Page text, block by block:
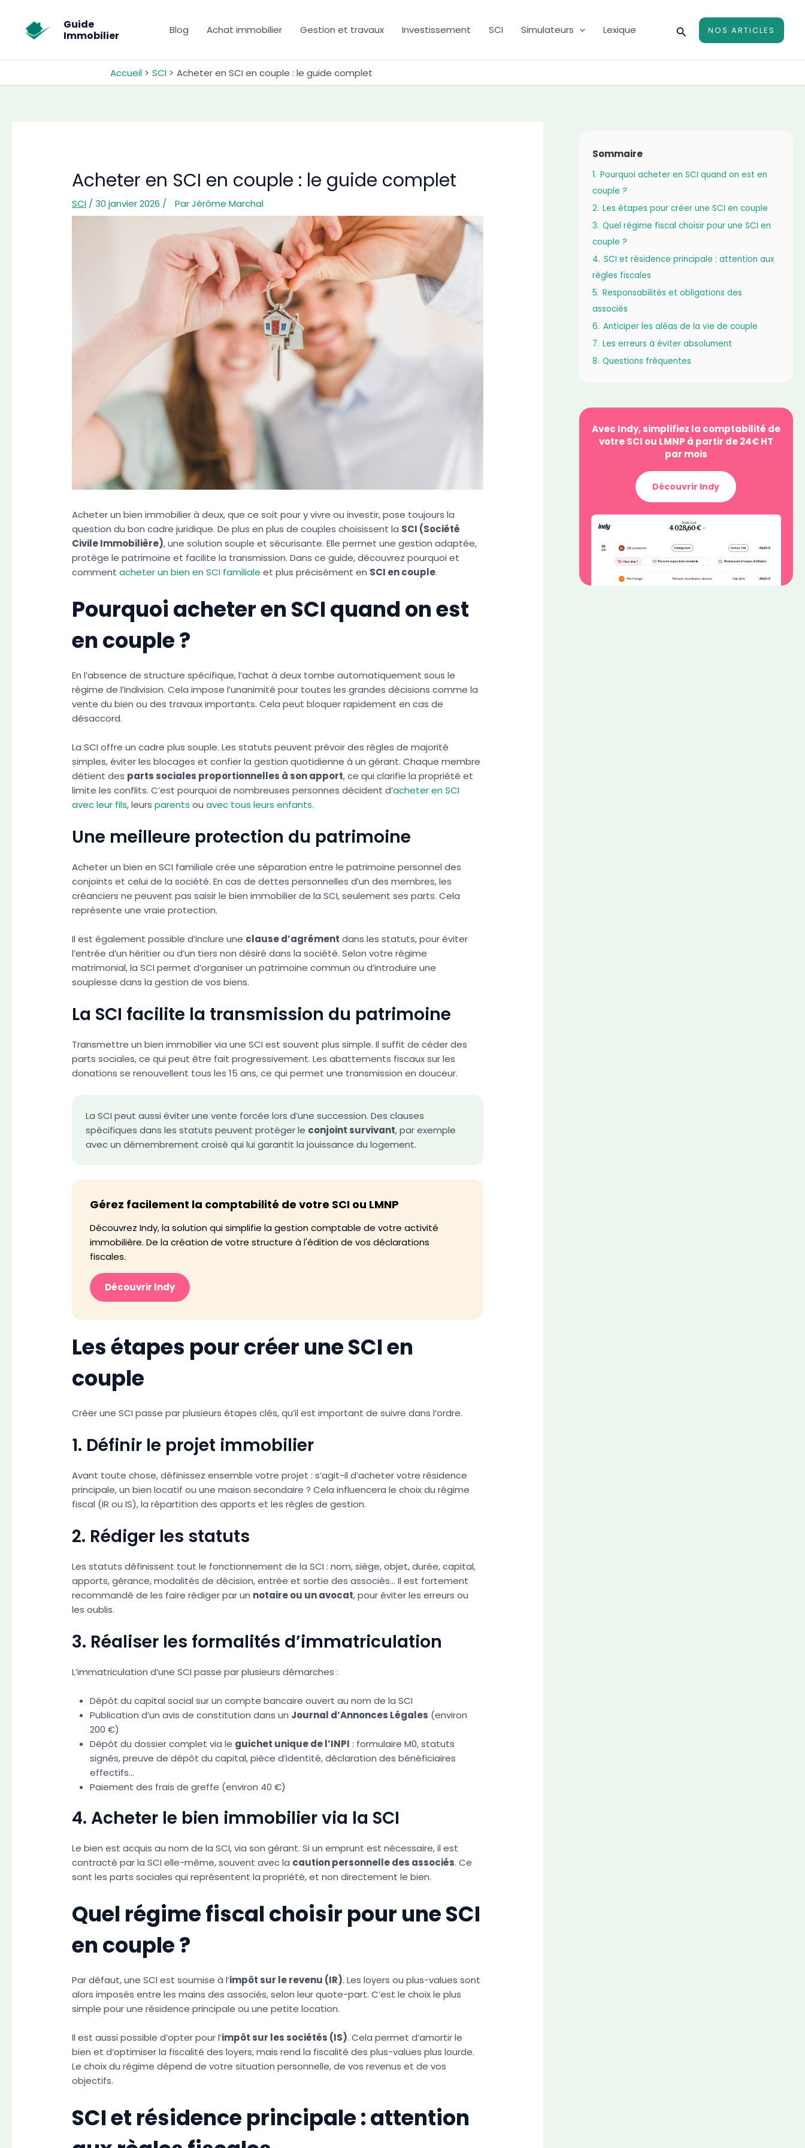
contenu
Guide
Immobilier
Blog Achat immobilier Gestion et travaux Investissement SCI Simulateurs Lexique RechercherNOS ARTICLES
Accueil SCI Acheter en SCI en couple : le guide complet
Acheter en SCI en couple : le guide complet
SCI / 30 janvier 2026 / ParJérôme Marchal
Acheter un bien immobilier à deux, que ce soit pour y vivre ou investir, pose toujours la
question du bon cadre juridique. De plus en plus de couples choisissent la SCI (Société
Civile Immobilière), une solution souple et sécurisante. Elle permet une gestion adaptée,
protège le patrimoine et facilite la transmission. Dans ce guide, découvrez pourquoi et
commentacheter un bien en SCI familiale et plus précisément en SCI en couple.
Pourquoi acheter en SCI quand on est
en couple ?
En l’absence de structure spécifique, l’achat à deux tombe automatiquement sous le
régime de l’indivision. Cela impose l’unanimité pour toutes les grandes décisions comme la
vente du bien ou des travaux importants. Cela peut bloquer rapidement en cas de
désaccord.
La SCI offre un cadre plus souple. Les statuts peuvent prévoir des règles de majorité
simples, éviter les blocages et confier la gestion quotidienne à un gérant. Chaque membre
détient des parts sociales proportionnelles à son apport, ce qui clarifie la propriété et
limite les conflits. C’est pourquoi de nombreuses personnes décident d’acheter en SCI
avec leur fils, leursparents ouavec tous leurs enfants.
Une meilleure protection du patrimoine
Acheter un bien en SCI familiale crée une séparation entre le patrimoine personnel des
conjoints et celui de la société. En cas de dettes personnelles d’un des membres, les
créanciers ne peuvent pas saisir le bien immobilier de la SCI, seulement ses parts. Cela
représente une vraie protection.
Il est également possible d’inclure une clause d’agrément dans les statuts, pour éviter
l’entrée d’un héritier ou d’un tiers non désiré dans la société. Selon votre régime
matrimonial, la SCI permet d’organiser un patrimoine commun ou d’introduire une
souplesse dans la gestion de vos biens.
La SCI facilite la transmission du patrimoine
Transmettre un bien immobilier via une SCI est souvent plus simple. Il suffit de céder des
parts sociales, ce qui peut être fait progressivement. Les abattements fiscaux sur les
donations se renouvellent tous les 15 ans, ce qui permet une transmission en douceur.
La SCI peut aussi éviter une vente forcée lors d’une succession. Des clauses
spécifiques dans les statuts peuvent protéger le conjoint survivant, par exemple
avec un démembrement croisé qui lui garantit la jouissance du logement.
Gérez facilement la comptabilité de votre SCI ou LMNP
Découvrez Indy, la solution qui simplifie la gestion comptable de votre activité
immobilière. De la création de votre structure à l'édition de vos déclarations
fiscales.
Découvrir Indy
Les étapes pour créer une SCI en
couple
Créer une SCI passe par plusieurs étapes clés, qu’il est important de suivre dans l’ordre.
1. Définir le projet immobilier
Avant toute chose, définissez ensemble votre projet : s’agit-il d’acheter votre résidence
principale, un bien locatif ou une maison secondaire ? Cela influencera le choix du régime
fiscal (IR ou IS), la répartition des apports et les règles de gestion.
2. Rédiger les statuts
Les statuts définissent tout le fonctionnement de la SCI : nom, siège, objet, durée, capital,
apports, gérance, modalités de décision, entrée et sortie des associés… Il est fortement
recommandé de les faire rédiger par un notaire ou un avocat, pour éviter les erreurs ou
les oublis.
3. Réaliser les formalités d’immatriculation
L’immatriculation d’une SCI passe par plusieurs démarches :
Dépôt du capital social sur un compte bancaire ouvert au nom de la SCI
Publication d’un avis de constitution dans un Journal d’Annonces Légales (environ
200 €)
Dépôt du dossier complet via le guichet unique de l’INPI : formulaire M0, statuts
signés, preuve de dépôt du capital, pièce d’identité, déclaration des bénéficiaires
effectifs…
Paiement des frais de greffe (environ 40 €)
4. Acheter le bien immobilier via la SCI
Le bien est acquis au nom de la SCI, via son gérant. Si un emprunt est nécessaire, il est
contracté par la SCI elle-même, souvent avec la caution personnelle des associés. Ce
sont les parts sociales qui représentent la propriété, et non directement le bien.
Quel régime fiscal choisir pour une SCI
en couple ?
Par défaut, une SCI est soumise à l’impôt sur le revenu (IR). Les loyers ou plus-values sont
alors imposés entre les mains des associés, selon leur quote-part. C’est le choix le plus
simple pour une résidence principale ou une petite location.
Il est aussi possible d’opter pour l’impôt sur les sociétés (IS). Cela permet d’amortir le
bien et d’optimiser la fiscalité des loyers, mais rend la fiscalité des plus-values plus lourde.
Le choix du régime dépend de votre situation personnelle, de vos revenus et de vos
objectifs.
SCI et résidence principale : attention
Sommaire
1. Pourquoi acheter en SCI quand on est en
couple ?
2. Les étapes pour créer une SCI en couple
3. Quel régime fiscal choisir pour une SCI en
couple ?
4. SCI et résidence principale : attention aux
règles fiscales
5. Responsabilités et obligations des
associés
6. Anticiper les aléas de la vie de couple
7. Les erreurs à éviter absolument
8. Questions fréquentes
Avec Indy, simplifiez la comptabilité de
votre SCI ou LMNP à partir de 24€ HT
par mois
Découvrir Indy